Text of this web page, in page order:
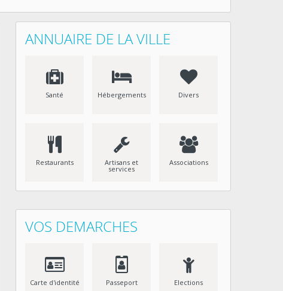
ANNUAIRE DE LA VILLE
Santé Hébergements Divers
Restaurants Artisans et
services
Associations
VOS DEMARCHES
Carte d'identité Passeport Elections